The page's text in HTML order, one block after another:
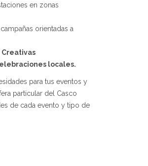
en zonas
campañas orientadas a
Creativas
locales.
para tus eventos y
particular del Casco
de cada evento y tipo de